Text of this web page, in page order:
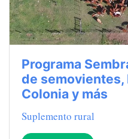
Programa
de semovientes,
Colonia y más
Suplemento rural